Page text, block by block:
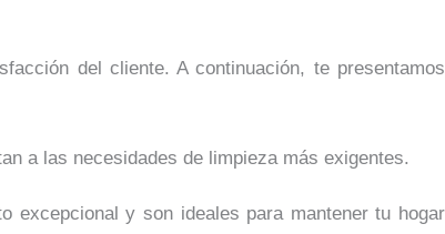
del cliente. A continuación, te presentamos
a las necesidades de limpieza más exigentes.
excepcional y son ideales para mantener tu hogar